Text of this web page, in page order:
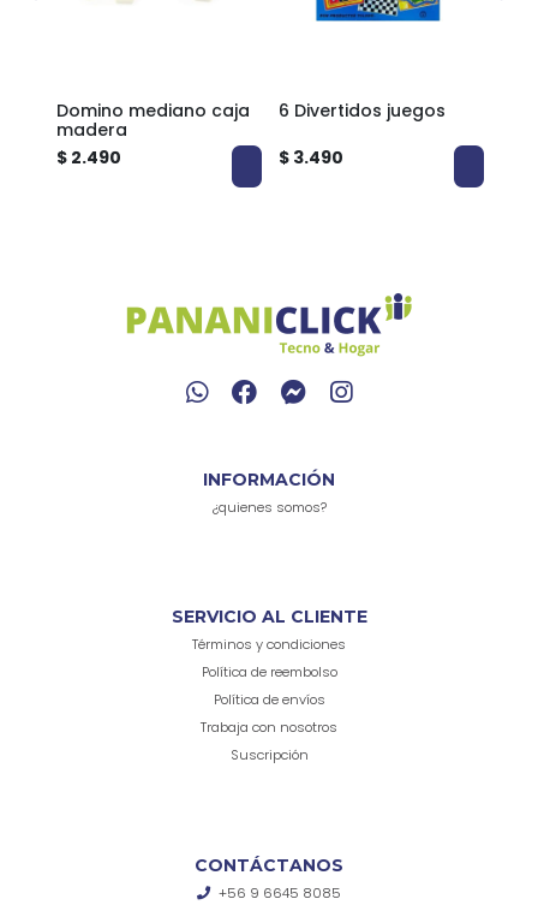
Domino mediano caja
madera
$ 2.490
6 Divertidos juegos
$ 3.490
INFORMACIÓN
¿quienes somos?
SERVICIO AL CLIENTE
Términos y condiciones
Política de reembolso
Política de envíos
Trabaja con nosotros
Suscripción
CONTÁCTANOS
+56 9 6645 8085